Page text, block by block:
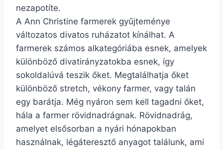
nezapotíte.
A Ann Christine farmerek gyűjteménye
változatos divatos ruházatot kínálhat. A
farmerek számos alkategóriába esnek, amelyek
különböző divatirányzatokba esnek, így
sokoldalúvá teszik őket. Megtalálhatja őket
különböző stretch, vékony farmer, vagy talán
egy barátja. Még nyáron sem kell tagadni őket,
hála a farmer rövidnadrágnak. Rövidnadrág,
amelyet elsősorban a nyári hónapokban
használnak, légáteresztő anyagot találunk, ami